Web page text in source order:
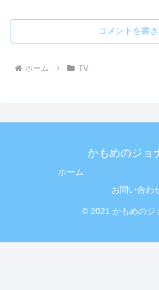
コメントを書
ホーム TV
かもめのジョ
ホーム
お問い合わ
© 2021 かもめのジ